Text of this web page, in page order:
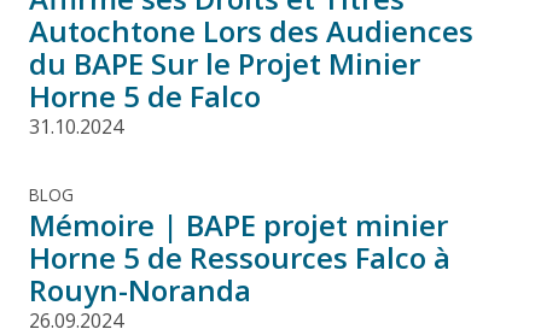
Autochtone Lors des Audiences
du BAPE Sur le Projet Minier
Horne 5 de Falco
31.10.2024
BLOG
Mémoire | BAPE projet minier
Horne 5 de Ressources Falco à
Rouyn-Noranda
26.09.2024